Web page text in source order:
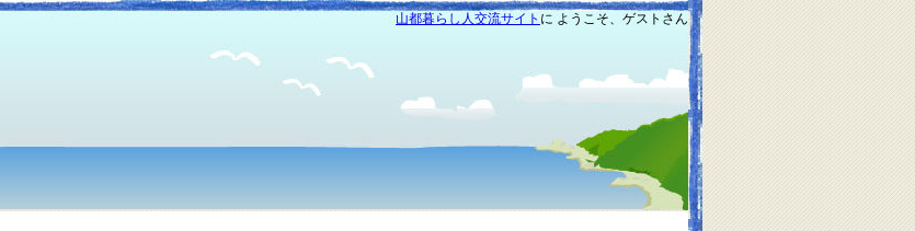
山都暮らし人交流サイト に ようこそ、ゲストさん